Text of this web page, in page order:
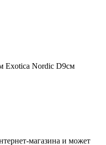
Exotica Nordic D9см
магазина и может